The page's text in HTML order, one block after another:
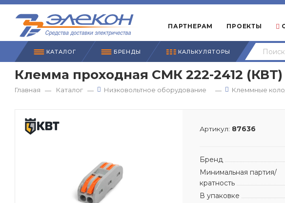
ПАРТНЕРАМ ПРОЕКТЫ
КАТАЛОГ БРЕНДЫ КАЛЬКУЛЯТОРЫ
Клемма проходная СМК 222-2412 (КВТ)
Главная — Каталог — Низковольтное оборудование — Клеммные
Артикул: 87636
Бренд
Минимальная партия/
кратность
В упаковке